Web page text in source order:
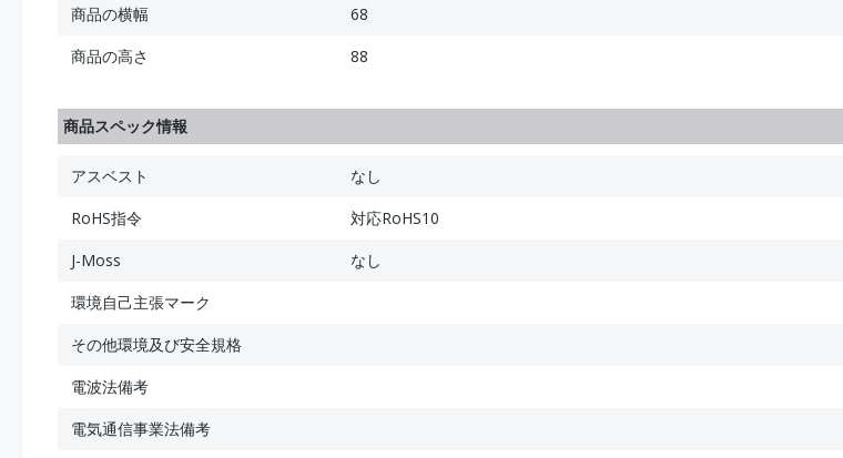
商品の横幅
68
商品の高さ
88
商品スペック情報
アスベスト
なし
RoHS指令
対応RoHS10
J-Moss
なし
環境自己主張マーク
その他環境及び安全規格
電波法備考
電気通信事業法備考